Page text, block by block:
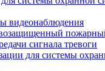
видеонаблюдения
сигнала тревоги
для системы